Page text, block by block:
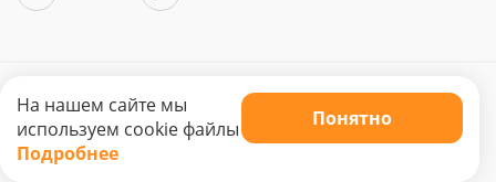
Copyright © 2025. Интернет-магазин «Dendra»
Не является публичной офертой. Цена может меняться.
На нашем сайте мы
используем cookie файлы
Подробнее
Понятно